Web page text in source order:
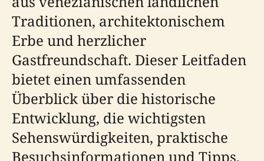
Traditionen, architektonischem
Erbe und herzlicher
Gastfreundschaft. Dieser Leitfaden
bietet einen umfassenden
Überblick über die historische
Entwicklung, die wichtigsten
Sehenswürdigkeiten, praktische
Besuchsinformationen und Tipps,